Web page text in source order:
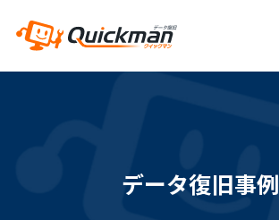
データ復旧事例